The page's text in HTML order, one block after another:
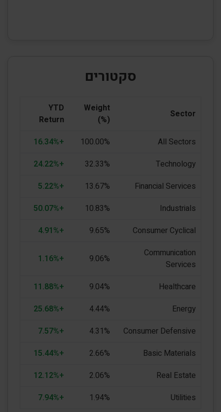
סקטורים
Sector
Weight
(%)
YTD
Return
All Sectors
100.00%
+16.34%
Technology
32.33%
+24.22%
Financial Services
13.67%
+5.22%
Industrials
10.83%
+50.07%
Consumer Cyclical
9.65%
+4.91%
Communication
Services
9.06%
+1.16%
Healthcare
9.04%
+11.88%
Energy
4.44%
+25.68%
Consumer Defensive
4.31%
+7.57%
Basic Materials
2.66%
+15.44%
Real Estate
2.06%
+12.12%
Utilities
1.94%
+7.94%